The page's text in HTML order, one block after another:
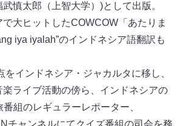
慎太郎（上智大学）)として出版。
大ヒットしたCOWCOW「あたりま
iya iyalah”のインドネシア語翻訳も
をインドネシア・ジャカルタに移し、
ライブ活動の傍ら、インドネシアの
組のレギュラーレポーター、
チャンネルにてクイズ番組の司会を務